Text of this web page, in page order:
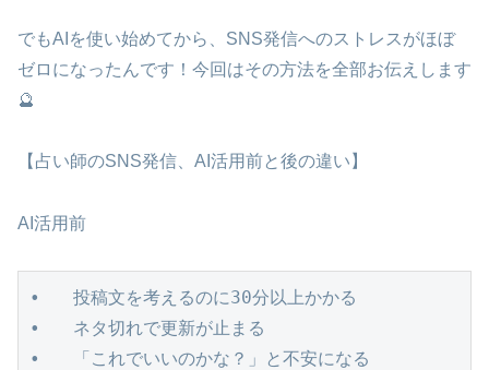
でもAIを使い始めてから、SNS発信へのストレスがほぼ
ゼロになったんです！今回はその方法を全部お伝えします
🔮
【占い師のSNS発信、AI活用前と後の違い】
AI活用前
•   投稿文を考えるのに30分以上かかる
•   ネタ切れで更新が止まる
•   「これでいいのかな？」と不安になる